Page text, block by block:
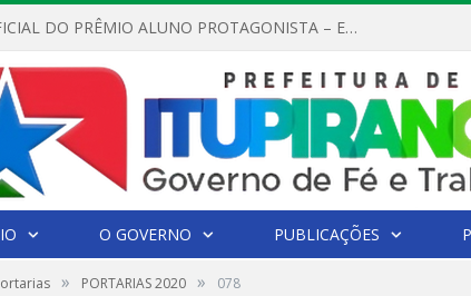
REGULAMENTO OFICIAL DO PRÊMIO ALUNO PROTAGONISTA – EDIÇÃO 2026
O GOVERNO PUBLICAÇÕES
» PORTARIAS 2020 » 078